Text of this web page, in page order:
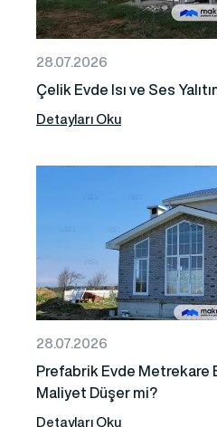
28.07.2026
Çelik Evde Isı ve Ses
Detayları Oku
28.07.2026
Prefabrik Evde Metrekare
Maliyet Düşer mi?
Detayları Oku